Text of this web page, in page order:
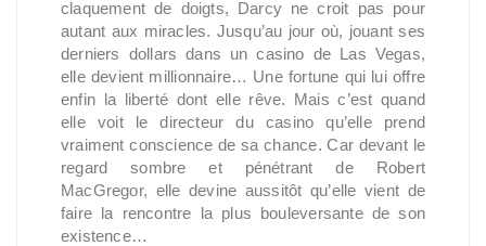
claquement de doigts, Darcy ne croit pas pour
autant aux miracles. Jusqu’au jour où, jouant ses
derniers dollars dans un casino de Las Vegas,
elle devient millionnaire… Une fortune qui lui offre
enfin la liberté dont elle rêve. Mais c’est quand
elle voit le directeur du casino qu’elle prend
vraiment conscience de sa chance. Car devant le
regard sombre et pénétrant de Robert
MacGregor, elle devine aussitôt qu’elle vient de
faire la rencontre la plus bouleversante de son
existence…